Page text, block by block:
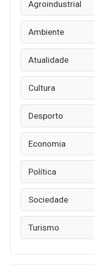
Agroindustrial
Ambiente
Atualidade
Cultura
Desporto
Economia
Política
Sociedade
Turismo